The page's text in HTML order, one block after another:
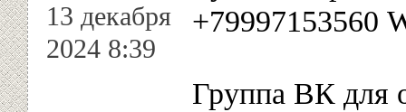
13 декабря
2024 8:39
+79997153560
Группа ВК для